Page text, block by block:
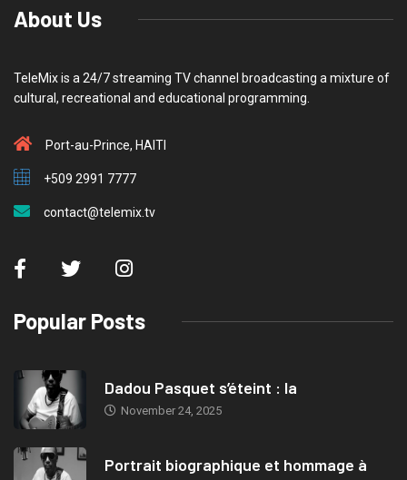
About Us
TeleMix is a 24/7 streaming TV channel broadcasting a mixture of
cultural, recreational and educational programming.
Port-au-Prince, HAITI
+509 2991 7777
contact@telemix.tv
Popular Posts
Dadou Pasquet s’éteint : la
November 24, 2025
Portrait biographique et hommage à